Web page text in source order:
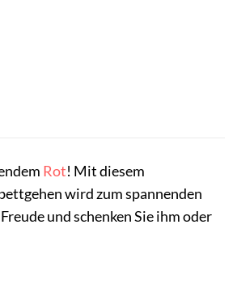
Rot! Mit diesem
wird zum spannenden
und schenken Sie ihm oder